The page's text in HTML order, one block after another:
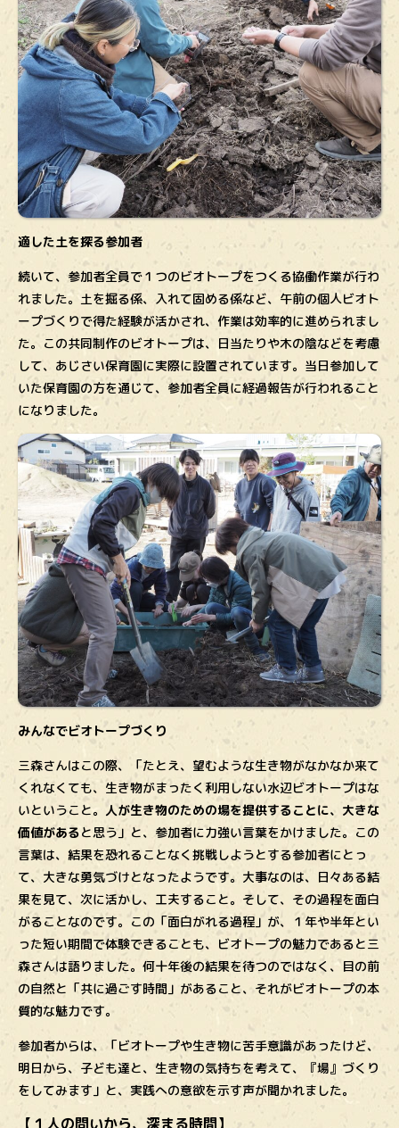
適した土を探る参加者
続いて、参加者全員で１つのビオトープをつくる協働作業が行わ
れました。土を掘る係、入れて固める係など、午前の個人ビオト
ープづくりで得た経験が活かされ、作業は効率的に進められまし
た。この共同制作のビオトープは、日当たりや木の陰などを考慮
して、あじさい保育園に実際に設置されています。当日参加して
いた保育園の方を通じて、参加者全員に経過報告が行われること
になりました。
みんなでビオトープづくり
三森さんはこの際、「たとえ、望むような生き物がなかなか来て
くれなくても、生き物がまったく利用しない水辺ビオトープはな
いということ。 人が生き物のための場を提供することに、大きな
価値があると思う」と、参加者に力強い言葉をかけました。この
言葉は、結果を恐れることなく挑戦しようとする参加者にとっ
て、大きな勇気づけとなったようです。大事なのは、日々ある結
果を見て、次に活かし、工夫すること。そして、その過程を面白
がることなのです。この「面白がれる過程」が、１年や半年とい
った短い期間で体験できることも、ビオトープの魅力であると三
森さんは語りました。何十年後の結果を待つのではなく、目の前
の自然と「共に過ごす時間」があること、それがビオトープの本
質的な魅力です。
参加者からは、「ビオトープや生き物に苦手意識があったけど、
明日から、子ども達と、生き物の気持ちを考えて、『場』づくり
をしてみます」と、実践への意欲を示す声が聞かれました。
【１人の問いから、深まる時間】